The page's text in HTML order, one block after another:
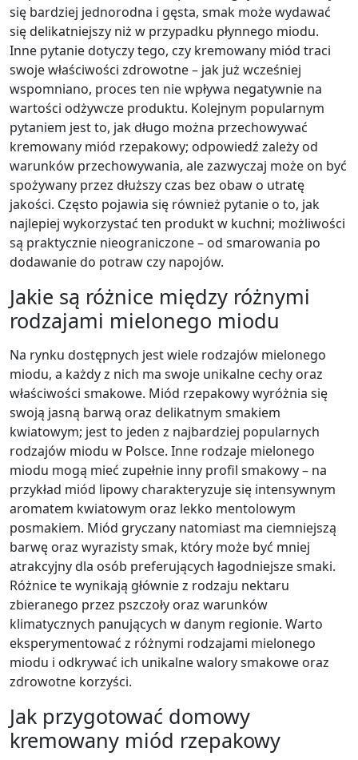
się bardziej jednorodna i gęsta, smak może wydawać
się delikatniejszy niż w przypadku płynnego miodu.
Inne pytanie dotyczy tego, czy kremowany miód traci
swoje właściwości zdrowotne – jak już wcześniej
wspomniano, proces ten nie wpływa negatywnie na
wartości odżywcze produktu. Kolejnym popularnym
pytaniem jest to, jak długo można przechowywać
kremowany miód rzepakowy; odpowiedź zależy od
warunków przechowywania, ale zazwyczaj może on być
spożywany przez dłuższy czas bez obaw o utratę
jakości. Często pojawia się również pytanie o to, jak
najlepiej wykorzystać ten produkt w kuchni; możliwości
są praktycznie nieograniczone – od smarowania po
dodawanie do potraw czy napojów.
Jakie są różnice między różnymi
rodzajami mielonego miodu
Na rynku dostępnych jest wiele rodzajów mielonego
miodu, a każdy z nich ma swoje unikalne cechy oraz
właściwości smakowe. Miód rzepakowy wyróżnia się
swoją jasną barwą oraz delikatnym smakiem
kwiatowym; jest to jeden z najbardziej popularnych
rodzajów miodu w Polsce. Inne rodzaje mielonego
miodu mogą mieć zupełnie inny profil smakowy – na
przykład miód lipowy charakteryzuje się intensywnym
aromatem kwiatowym oraz lekko mentolowym
posmakiem. Miód gryczany natomiast ma ciemniejszą
barwę oraz wyrazisty smak, który może być mniej
atrakcyjny dla osób preferujących łagodniejsze smaki.
Różnice te wynikają głównie z rodzaju nektaru
zbieranego przez pszczoły oraz warunków
klimatycznych panujących w danym regionie. Warto
eksperymentować z różnymi rodzajami mielonego
miodu i odkrywać ich unikalne walory smakowe oraz
zdrowotne korzyści.
Jak przygotować domowy
kremowany miód rzepakowy